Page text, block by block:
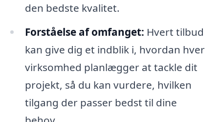
den bedste kvalitet.
Forståelse af omfanget: Hvert tilbud
kan give dig et indblik i, hvordan hver
virksomhed planlægger at tackle dit
projekt, så du kan vurdere, hvilken
tilgang der passer bedst til dine